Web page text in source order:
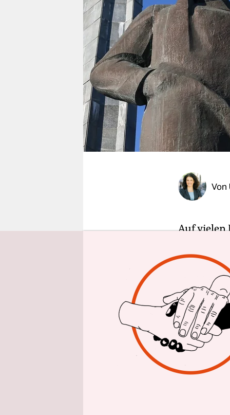
verlag
verlag
veranstaltungen
shop
fragen & hilfe
unterstützen
abo
Von
Auf vielen
letzten
Herr auf
aus
Wie sich
Wladimir
was
der